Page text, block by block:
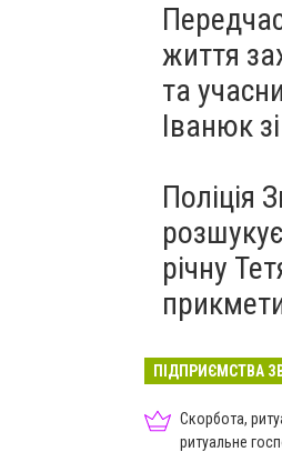
життя
та
Іванюк
Поліція
річну
ПІДПРИЄМСТВА
Скорбота,
ритуальне